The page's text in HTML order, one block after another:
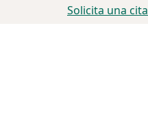
Solicita una cita